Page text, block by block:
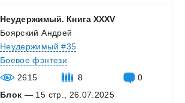
Неудержимый. Книга XXXV
Боярский Андрей
Неудержимый #35
Боевое фэнтези
2615
8
0
Блок — 15 стр., 26.07.2025